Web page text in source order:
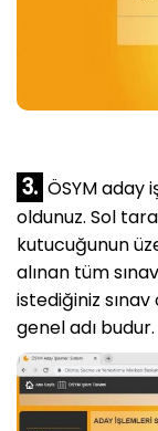
3. ÖSYM aday
oldunuz. Sol
kutucuğunun
alınan tüm
istediğiniz sınav
genel adı budur.